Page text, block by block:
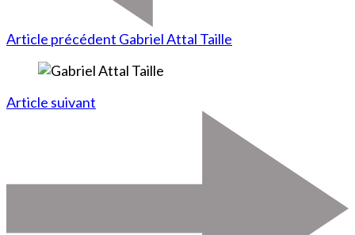
Article précédent Gabriel Attal Taille
Article suivant